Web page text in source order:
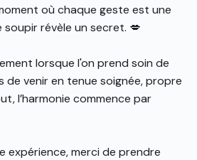
où chaque geste est une
révèle un secret. 💋
lorsque l'on prend soin de
de venir en tenue soignée, propre
l’harmonie commence par
merci de prendre